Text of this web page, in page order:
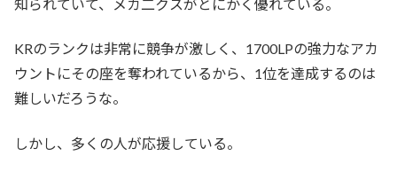
知られていて、メカ二クスがとにかく優れている。
KRのランクは非常に競争が激しく、1700LPの強力なアカ
ウントにその座を奪われているから、1位を達成するのは
難しいだろうな。
しかし、多くの人が応援している。